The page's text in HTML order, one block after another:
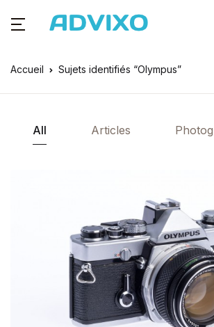
Accueil Sujets identifiés “Olympus”
All Articles